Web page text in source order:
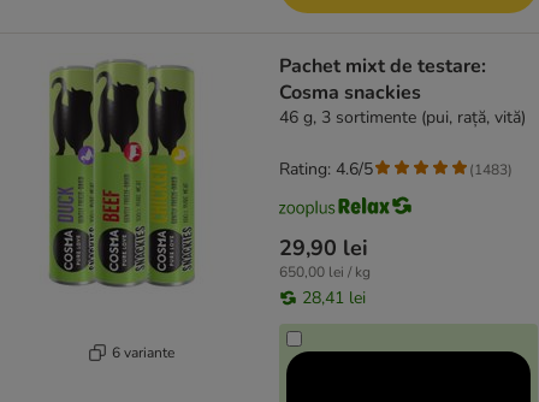
6 variante
Pachet mixt de testare:
Cosma snackies
46 g, 3 sortimente (pui, rață, vită)
29,90 lei
650,00 lei / kg
28,41 lei
Rating: 4.6/5 (1483)